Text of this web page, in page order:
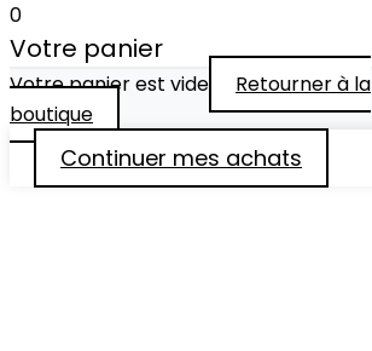
0
Votre panier
Votre panier est vide
Retourner à la
boutique
Continuer mes achats